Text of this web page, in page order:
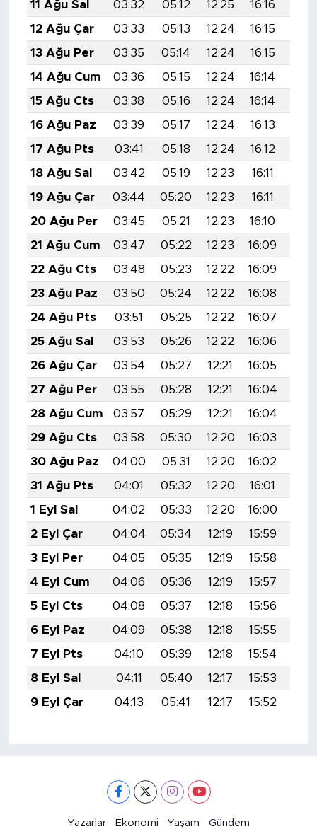
11 Ağu Sal
03:32 05:12 12:25 16:16
12 Ağu Çar
03:33 05:13 12:24 16:15
13 Ağu Per
03:35 05:14 12:24 16:15
14 Ağu Cum
03:36 05:15 12:24 16:14
15 Ağu Cts
03:38 05:16 12:24 16:14
16 Ağu Paz
03:39 05:17 12:24 16:13
17 Ağu Pts
03:41 05:18 12:24 16:12
18 Ağu Sal
03:42 05:19 12:23 16:11
19 Ağu Çar
03:44 05:20 12:23 16:11
20 Ağu Per
03:45 05:21 12:23 16:10
21 Ağu Cum
03:47 05:22 12:23 16:09
22 Ağu Cts
03:48 05:23 12:22 16:09
23 Ağu Paz
03:50 05:24 12:22 16:08
24 Ağu Pts
03:51 05:25 12:22 16:07
25 Ağu Sal
03:53 05:26 12:22 16:06
26 Ağu Çar
03:54 05:27 12:21 16:05
27 Ağu Per
03:55 05:28 12:21 16:04
28 Ağu Cum
03:57 05:29 12:21 16:04
29 Ağu Cts
03:58 05:30 12:20 16:03
30 Ağu Paz
04:00 05:31 12:20 16:02
31 Ağu Pts
04:01 05:32 12:20 16:01
1 Eyl Sal
04:02 05:33 12:20 16:00
2 Eyl Çar
04:04 05:34 12:19 15:59
3 Eyl Per
04:05 05:35 12:19 15:58
4 Eyl Cum
04:06 05:36 12:19 15:57
5 Eyl Cts
04:08 05:37 12:18 15:56
6 Eyl Paz
04:09 05:38 12:18 15:55
7 Eyl Pts
04:10 05:39 12:18 15:54
8 Eyl Sal
04:11 05:40 12:17 15:53
9 Eyl Çar
04:13 05:41 12:17 15:52
Yazarlar Ekonomi Yaşam Gündem